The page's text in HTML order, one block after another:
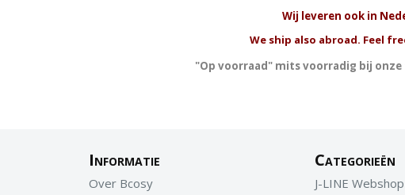
Wij leveren ook in
We ship also abroad. Feel
"Op voorraad" mits voorradig bij
Informatie
Over Bcosy
Categorieën
J-LINE Webshop